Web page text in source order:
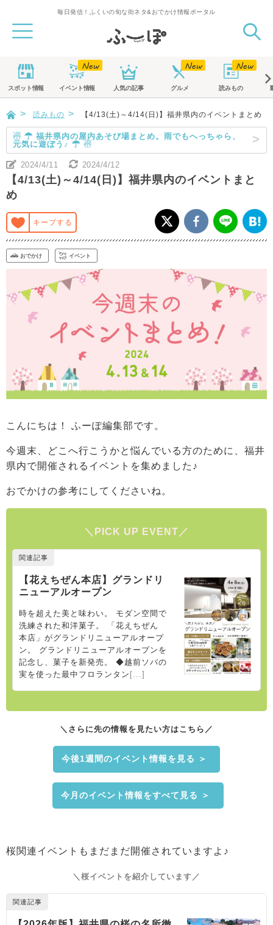
毎日発信！ふくいの旬な街ネタ&おでかけ情報ポータル
スポット情報 イベント情報 人気の記事 グルメ 読みもの
読みもの 【4/13(土)～4/14(日)】福井県内のイベントまとめ
☃ ☂ 福井県内の屋内あそび場まとめ。雨でもへっちゃら、
元気に遊ぼう♪ ☂ ☃
2024/4/11 2024/4/12
【4/13(土)～4/14(日)】福井県内のイベントまと
め
キープする
おでかけ イベント
こんにちは！ ふーぽ編集部です。
今週末、どこへ行こうかと悩んでいる方のために、福井
県内で開催されるイベントを集めました♪
おでかけの参考にしてくださいね。
＼PICK UP EVENT／
＼さらに先の情報を見たい方はこちら／
今後1週間のイベント情報を見る ＞
今月のイベント情報をすべて見る ＞
桜関連イベントもまだまだ開催されていますよ♪
＼桜イベントを紹介しています／